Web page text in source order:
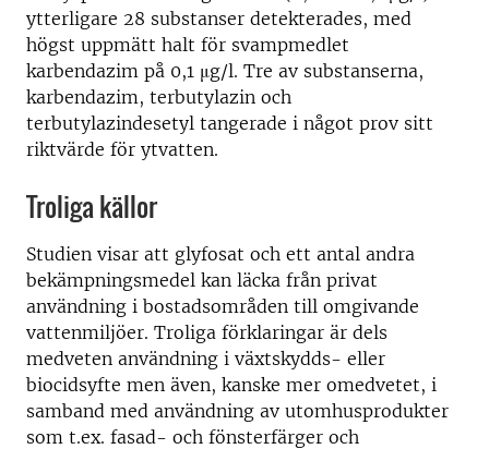
ytterligare 28 substanser detekterades, med
högst uppmätt halt för svampmedlet
karbendazim på 0,1 μg/l. Tre av substanserna,
karbendazim, terbutylazin och
terbutylazindesetyl tangerade i något prov sitt
riktvärde för ytvatten.
Troliga källor
Studien visar att glyfosat och ett antal andra
bekämpningsmedel kan läcka från privat
användning i bostadsområden till omgivande
vattenmiljöer. Troliga förklaringar är dels
medveten användning i växtskydds- eller
biocidsyfte men även, kanske mer omedvetet, i
samband med användning av utomhusprodukter
som t.ex. fasad- och fönsterfärger och